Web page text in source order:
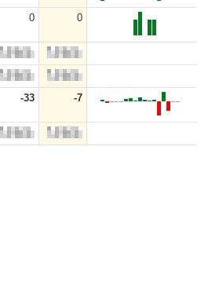
0 0
-33 -7